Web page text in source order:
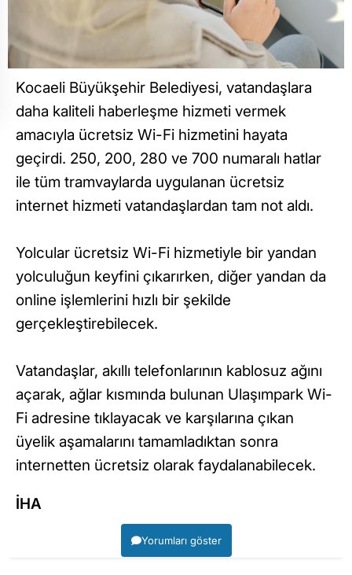
Kocaeli Büyükşehir Belediyesi, vatandaşlara
daha kaliteli haberleşme hizmeti vermek
amacıyla ücretsiz Wi-Fi hizmetini hayata
geçirdi. 250, 200, 280 ve 700 numaralı hatlar
ile tüm tramvaylarda uygulanan ücretsiz
internet hizmeti vatandaşlardan tam not aldı.
Yolcular ücretsiz Wi-Fi hizmetiyle bir yandan
yolculuğun keyfini çıkarırken, diğer yandan da
online işlemlerini hızlı bir şekilde
gerçekleştirebilecek.
Vatandaşlar, akıllı telefonlarının kablosuz ağını
açarak, ağlar kısmında bulunan Ulaşımpark Wi-
Fi adresine tıklayacak ve karşılarına çıkan
üyelik aşamalarını tamamladıktan sonra
internetten ücretsiz olarak faydalanabilecek.
İHA
Yorumları göster